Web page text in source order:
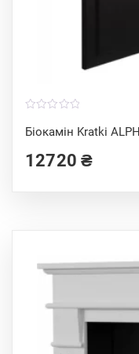
Біокамін Kratki
o
u
o
12720₴